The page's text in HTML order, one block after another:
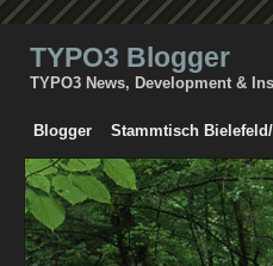
TYPO3 Blogger
TYPO3 News, Development &
Blogger Stammtisch